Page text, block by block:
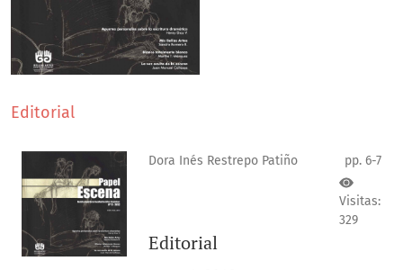
Editorial
Dora Inés Restrepo Patiño pp. 6-7
Visitas:
329
Editorial